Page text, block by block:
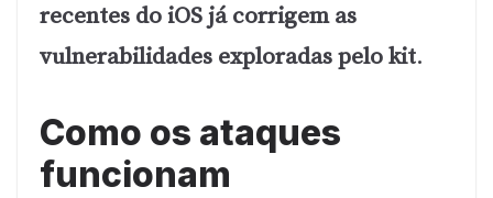
recentes do iOS já corrigem as
vulnerabilidades exploradas pelo kit.
Como os ataques
funcionam